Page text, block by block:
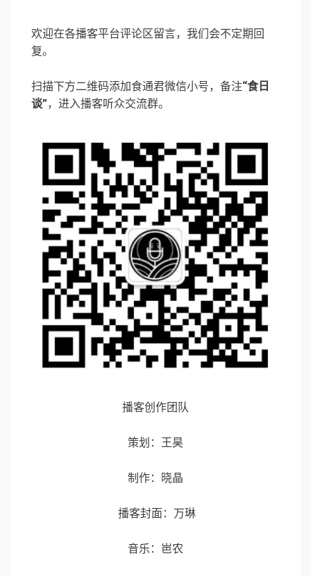
欢迎在各播客平台评论区留言，我们会不定期回
复。
扫描下方二维码添加食通君微信小号，备注“食日
谈”，进入播客听众交流群。
播客创作团队
策划：王昊
制作：晓晶
播客封面：万琳
音乐：岜农